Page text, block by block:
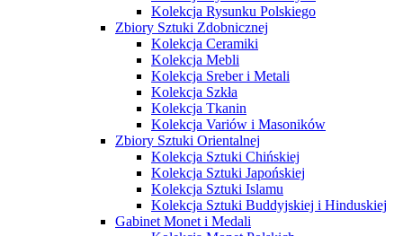
Kolekcja Rysunku Polskiego
Zbiory Sztuki Zdobnicznej
Kolekcja Ceramiki
Kolekcja Mebli
Kolekcja Sreber i Metali
Kolekcja Szkła
Kolekcja Tkanin
Kolekcja Variów i Masoników
Zbiory Sztuki Orientalnej
Kolekcja Sztuki Chińskiej
Kolekcja Sztuki Japońskiej
Kolekcja Sztuki Islamu
Kolekcja Sztuki Buddyjskiej i Hinduskiej
Gabinet Monet i Medali